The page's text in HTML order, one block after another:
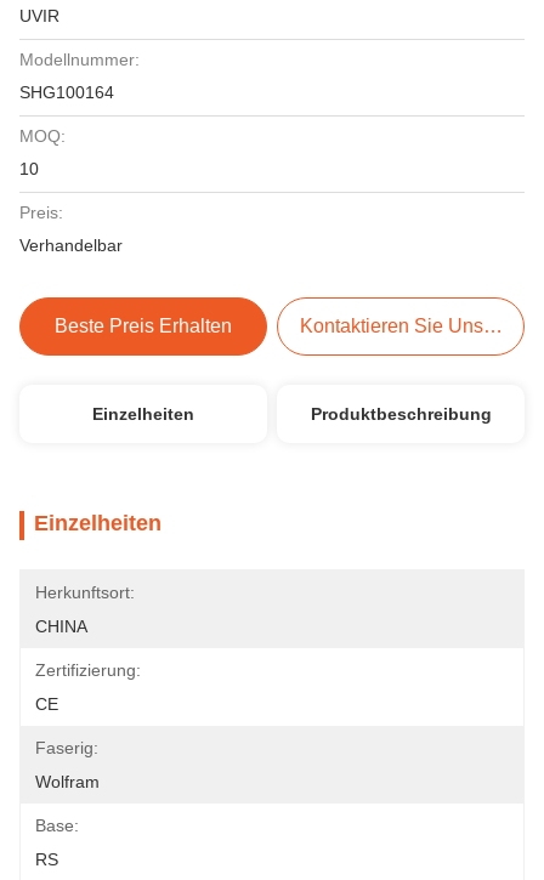
UVIR
Modellnummer:
SHG100164
MOQ:
10
Preis:
Verhandelbar
Beste Preis Erhalten Kontaktieren Sie Uns Jetzt
Einzelheiten Produktbeschreibung
Einzelheiten
Herkunftsort:
CHINA
Zertifizierung:
CE
Faserig:
Wolfram
Base:
RS